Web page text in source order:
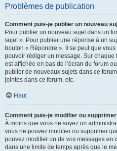
Problèmes de publication
Comment puis-je publier un nouveau
Pour publier un nouveau sujet dans un
sujet ». Pour publier une réponse à un
bouton « Répondre ». Il se peut que
pouvoir rédiger un message. Sur
est affichée en bas de l’écran du forum
publier de nouveaux sujets dans ce
jointes dans ce forum, etc.
Haut
Comment puis-je modifier ou
À moins que vous ne soyez un
vous ne pouvez modifier ou supprimer
pouvez modifier un de vos messages en
dans une limite de temps après que le